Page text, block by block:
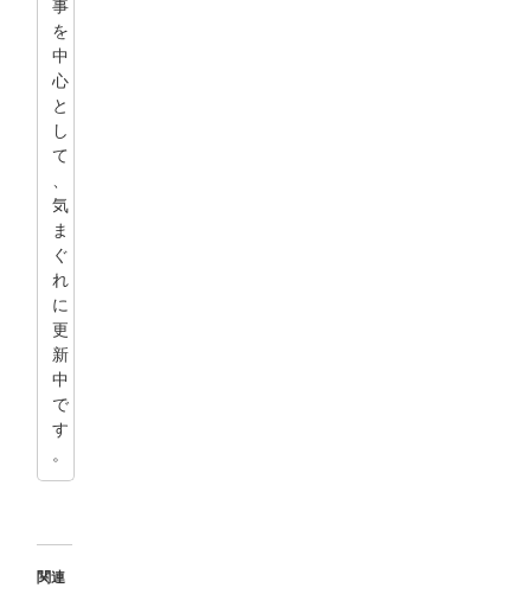
事
を
中
心
と
し
て
、
気
ま
ぐ
れ
に
更
新
中
で
す
。
関連